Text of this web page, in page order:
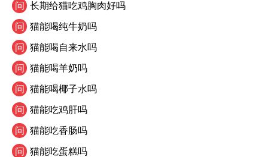
问 长期给猫吃鸡胸肉好吗
问 猫能喝纯牛奶吗
问 猫能喝自来水吗
问 猫能喝羊奶吗
问 猫能喝椰子水吗
问 猫能吃鸡肝吗
问 猫能吃香肠吗
问 猫能吃蛋糕吗